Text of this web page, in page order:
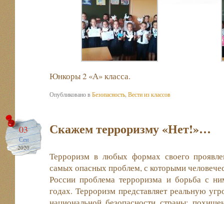
Юнкоры 2 «А» класса.
Опубликовано вБезопасность Вести из классов
03
Сен
2020
Скажем терроризму «Нет!»…
Терроризм в любых формах своего
самых опасных проблем, с которыми
России проблема терроризма и борьба с
годах. Терроризм представляет реальную